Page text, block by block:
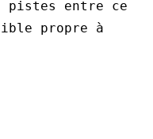
pistes entre ce
propre à